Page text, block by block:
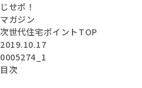
じせポ！
マガジン
次世代住宅ポイントTOP
2019.10.17
0005274_1
目次